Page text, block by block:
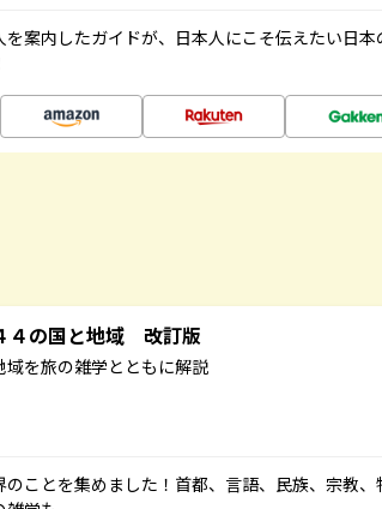
を案内したガイドが、日本人にこそ伝えたい日
の国と地域 改訂版
域を旅の雑学とともに解説
ことを集めました！首都、言語、民族、宗教